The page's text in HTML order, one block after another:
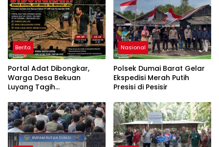
Ketenagakerjaan Baru
Berita
Portal Adat Dibongkar,
Warga Desa Bekuan
Luyang Tagih
Humas PT HPI dan Kepala
Desa yang Diduga Terlibat
Nasional
Polsek Dumai Barat Gelar
Ekspedisi Merah Putih
Presisi di Pesisir